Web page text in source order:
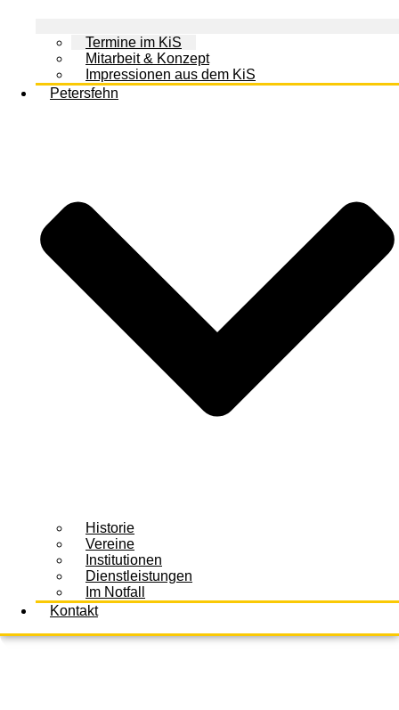
Termine im KiS
Mitarbeit & Konzept
Impressionen aus dem KiS
Petersfehn
Historie
Vereine
Institutionen
Dienstleistungen
Im Notfall
Kontakt